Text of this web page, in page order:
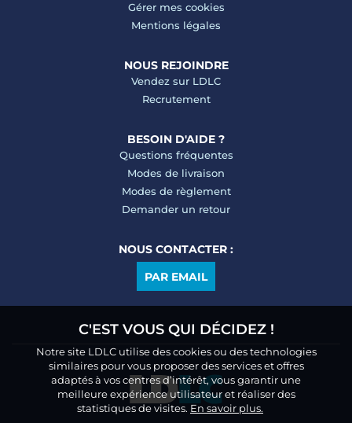
Gérer mes cookies
Mentions légales
NOUS REJOINDRE
Vendez sur LDLC
Recrutement
BESOIN D'AIDE ?
Questions fréquentes
Modes de livraison
Modes de règlement
Demander un retour
NOUS CONTACTER :
PAR EMAIL
C'EST VOUS QUI DÉCIDEZ !
Notre site LDLC utilise des cookies ou des technologies
similaires pour vous proposer des services et offres
adaptés à vos centres d’intérêt, vous garantir une
meilleure expérience utilisateur et réaliser des
statistiques de visites. En savoir plus.